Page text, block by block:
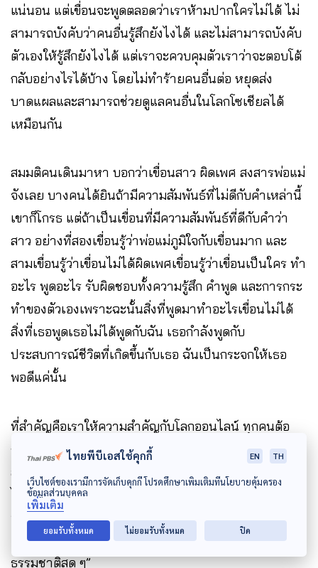
แน่นอน แต่เขื่อนจะพูดตลอดว่าเราห้ามปากใครไม่ได้ ไม่
สามารถบังคับว่าคนอื่นรู้สึกยังไงได้ และไม่สามารถบังคับ
ตัวเองให้รู้สึกยังไงได้ แต่เราจะควบคุมตัวเราว่าจะตอบโต้
กลับอย่างไรได้บ้าง โดยไม่ทำร้ายคนอื่นต่อ หยุดส่ง
บาดแผลและสามารถช่วยดูแลคนอื่นในโลกโซเชียลได้
เหมือนกัน
สมมติคนเดินมาหา บอกว่าเขื่อนสาว ผิดเพศ สงสารพ่อแม่
จังเลย บางคนได้ยินถ้ามีความสัมพันธ์ที่ไม่ดีกับคำเหล่านี้
เขาก็โกรธ แต่ถ้าเป็นเขื่อนที่มีความสัมพันธ์ที่ดีกับคำว่า
สาว อย่างที่สองเขื่อนรู้ว่าพ่อแม่ภูมิใจกับเขื่อนมาก และ
สามเขื่อนรู้ว่าเขื่อนไม่ได้ผิดเพศเขื่อนรู้ว่าเขื่อนเป็นใคร ทำ
อะไร พูดอะไร รับผิดชอบทั้งความรู้สึก คำพูด และการกระ
ทำของตัวเองเพราะฉะนั้นสิ่งที่พูดมาทำอะไรเขื่อนไม่ได้
สิ่งที่เธอพูดเธอไม่ได้พูดกับฉัน เธอกำลังพูดกับ
ประสบการณ์ชีวิตที่เกิดขึ้นกับเธอ ฉันเป็นกระจกให้เธอ
พอดีแค่นั้น
ที่สำคัญคือเราให้ความสำคัญกับโลกออนไลน์ ทุกคนต้อ
งกดไลค์ ยอดวิวเยอะ แปลว่าเราจะเป็นที่ถูกรัก แต่ต้องไม่
ลืมว่าทุกครั้งที่เราเปลี่ยนตัวเองให้เข้ากับใครให้มากแค่
ไหน แสงในตัวเราที่เป็นตัวของตัวเองก็จะค่อยๆ ลดลง
อยากให้ทุกคนทำความเข้าใจเรียนรู้ว่าการที่เราโดนคนไม่
เข้าใจบ้างโดนเกลียดบ้าง ซึ่งมันโอเคมากและเป็นเรื่อง
ธรรมชาติสุด ๆ”
ไทยพีบีเอสใช้คุกกี้ EN TH
เว็บไซต์ของเรามีการจัดเก็บคุกกี้ โปรดศึกษาเพิ่มเติมที่นโยบายคุ้มครอง
ข้อมูลส่วนบุคคล
เพิ่มเติม
ยอมรับทั้งหมด ไม่ยอมรับทั้งหมด ปิด